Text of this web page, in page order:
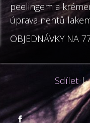
peelingem a
úprava nehtů
OBJEDNÁVKY NA
Sdílet |
